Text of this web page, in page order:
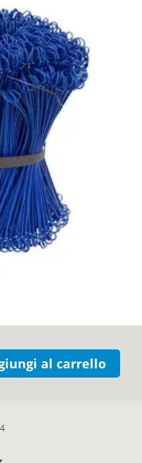
cliente
Azienda
Contatti
al carrello